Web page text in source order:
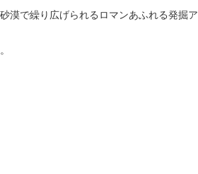
漠で繰り広げられるロマンあふれる発掘ア